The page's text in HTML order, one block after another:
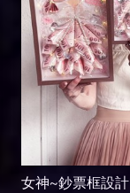
女神~鈔票框設計